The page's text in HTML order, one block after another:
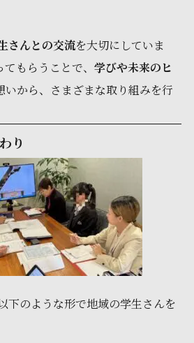
さんとの交流を大切にしていま
もらうことで、 学びや未来のヒ
いから、さまざまな取り組みを行
り
下のような形で地域の学生さんを